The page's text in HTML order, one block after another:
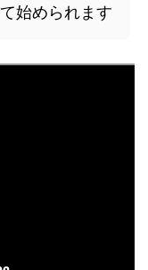
始められます